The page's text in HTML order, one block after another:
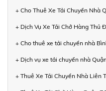
+ Cho Thuê Xe Tải Chuyển Nhà
+ Dịch Vụ Xe Tải Chở Hàng Thủ
+ Cho thuê xe tải chuyển nhà
+ Dịch vụ xe tải chuyển nhà
+ Thuê Xe Tải Chuyển Nhà Liên